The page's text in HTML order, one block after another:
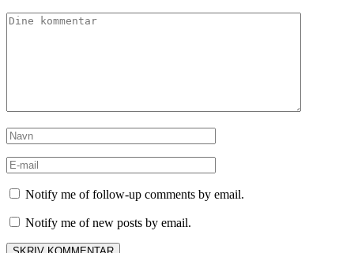
Notify me of follow-up comments by email.
Notify me of new posts by email.